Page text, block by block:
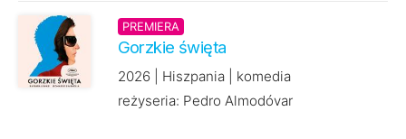
PREMIERA
Gorzkie święta
2026 | Hiszpania | komedia
reżyseria: Pedro Almodóvar